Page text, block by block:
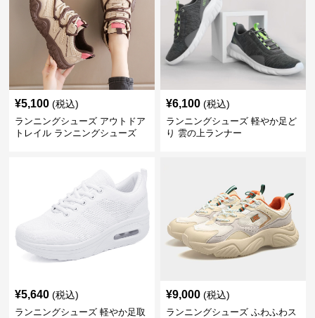
¥5,100 (税込)
ランニングシューズ アウトドア
トレイル ランニングシューズ
¥6,100 (税込)
ランニングシューズ 軽やか足ど
り 雲の上ランナー
¥5,640 (税込)
ランニングシューズ 軽やか足取
¥9,000 (税込)
ランニングシューズ ふわふわス